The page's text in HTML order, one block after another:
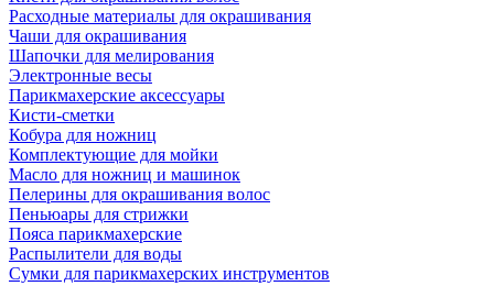
Расходные материалы для окрашивания
Чаши для окрашивания
Шапочки для мелирования
Электронные весы
Парикмахерские аксессуары
Кисти-сметки
Кобура для ножниц
Комплектующие для мойки
Масло для ножниц и машинок
Пелерины для окрашивания волос
Пеньюары для стрижки
Пояса парикмахерские
Распылители для воды
Сумки для парикмахерских инструментов